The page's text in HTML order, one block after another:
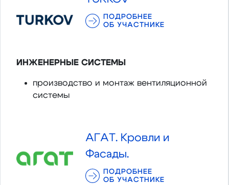
ПОДРОБНЕЕ
ОБ УЧАСТНИКЕ
ИНЖЕНЕРНЫЕ СИСТЕМЫ
производство и монтаж вентиляционной
системы
АГАТ. Кровли и
Фасады.
ПОДРОБНЕЕ
ОБ УЧАСТНИКЕ